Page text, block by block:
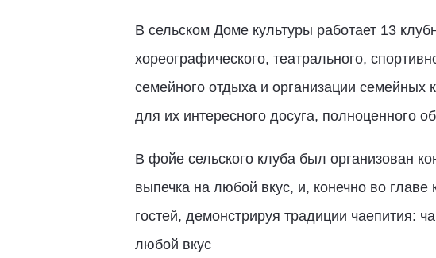
В сельском Доме культуры работает 13
хореографического, театрального,
семейного отдыха и организации семейных
для их интересного досуга, полноценного
В фойе сельского клуба был организован
выпечка на любой вкус, и, конечно во
гостей, демонстрируя традиции чаепития:
любой вкус